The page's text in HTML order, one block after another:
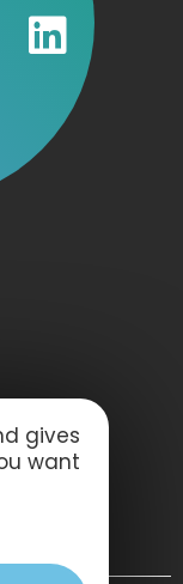
Tv
gives
want